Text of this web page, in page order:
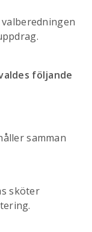
följande
samman
sköter